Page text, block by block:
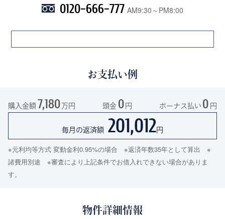
0120-666-777 AM9:30～PM8:00
お支払い例
購入金額 7,180万円 頭金 0 円 ボーナス払い 0 円
毎月の返済額 201,012円
※元利均等方式 変動金利0.95%の場合 ※返済年数35年として算出 ※
諸費用別途 ※審査により上記条件でお借入れできない場合がありま
す。
物件詳細情報